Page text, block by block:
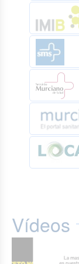
Vídeos